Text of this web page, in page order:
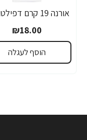
₪18.00
הוסף לעגלה